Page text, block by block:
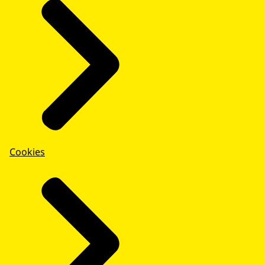
Cookies